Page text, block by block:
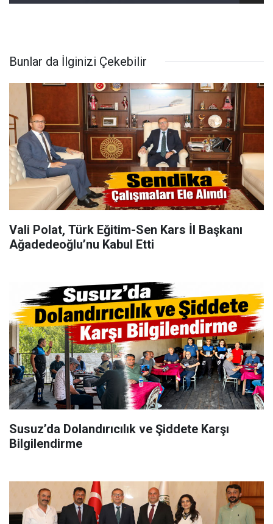
Bunlar da İlginizi Çekebilir
Vali Polat, Türk Eğitim-Sen Kars İl Başkanı
Ağadedeoğlu’nu Kabul Etti
Susuz’da Dolandırıcılık ve Şiddete Karşı
Bilgilendirme